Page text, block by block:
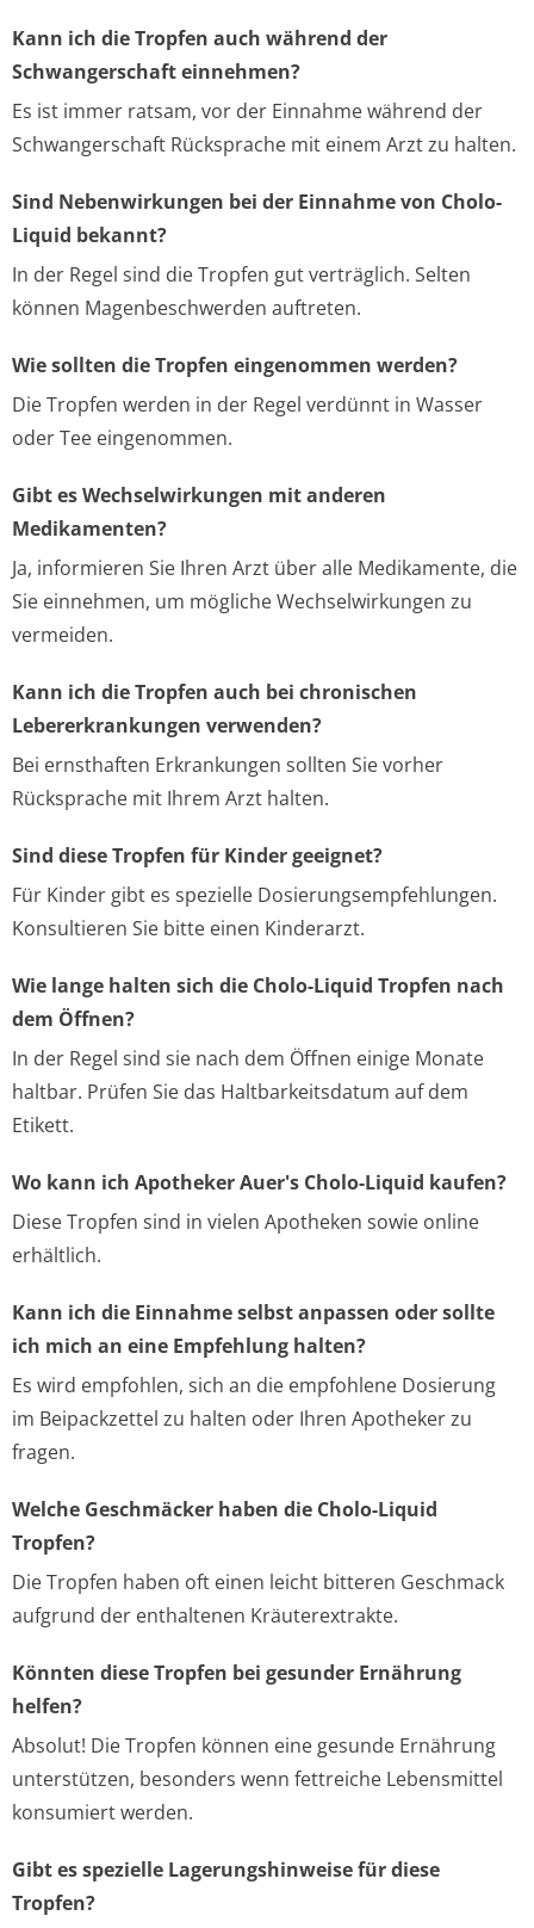
Kann ich die Tropfen auch während der
Schwangerschaft einnehmen?
Es ist immer ratsam, vor der Einnahme während der
Schwangerschaft Rücksprache mit einem Arzt zu halten.
Sind Nebenwirkungen bei der Einnahme von Cholo-
Liquid bekannt?
In der Regel sind die Tropfen gut verträglich. Selten
können Magenbeschwerden auftreten.
Wie sollten die Tropfen eingenommen werden?
Die Tropfen werden in der Regel verdünnt in Wasser
oder Tee eingenommen.
Gibt es Wechselwirkungen mit anderen
Medikamenten?
Ja, informieren Sie Ihren Arzt über alle Medikamente, die
Sie einnehmen, um mögliche Wechselwirkungen zu
vermeiden.
Kann ich die Tropfen auch bei chronischen
Lebererkrankungen verwenden?
Bei ernsthaften Erkrankungen sollten Sie vorher
Rücksprache mit Ihrem Arzt halten.
Sind diese Tropfen für Kinder geeignet?
Für Kinder gibt es spezielle Dosierungsempfehlungen.
Konsultieren Sie bitte einen Kinderarzt.
Wie lange halten sich die Cholo-Liquid Tropfen nach
dem Öffnen?
In der Regel sind sie nach dem Öffnen einige Monate
haltbar. Prüfen Sie das Haltbarkeitsdatum auf dem
Etikett.
Wo kann ich Apotheker Auer's Cholo-Liquid kaufen?
Diese Tropfen sind in vielen Apotheken sowie online
erhältlich.
Kann ich die Einnahme selbst anpassen oder sollte
ich mich an eine Empfehlung halten?
Es wird empfohlen, sich an die empfohlene Dosierung
im Beipackzettel zu halten oder Ihren Apotheker zu
fragen.
Welche Geschmäcker haben die Cholo-Liquid
Tropfen?
Die Tropfen haben oft einen leicht bitteren Geschmack
aufgrund der enthaltenen Kräuterextrakte.
Könnten diese Tropfen bei gesunder Ernährung
helfen?
Absolut! Die Tropfen können eine gesunde Ernährung
unterstützen, besonders wenn fettreiche Lebensmittel
konsumiert werden.
Gibt es spezielle Lagerungshinweise für diese
Tropfen?